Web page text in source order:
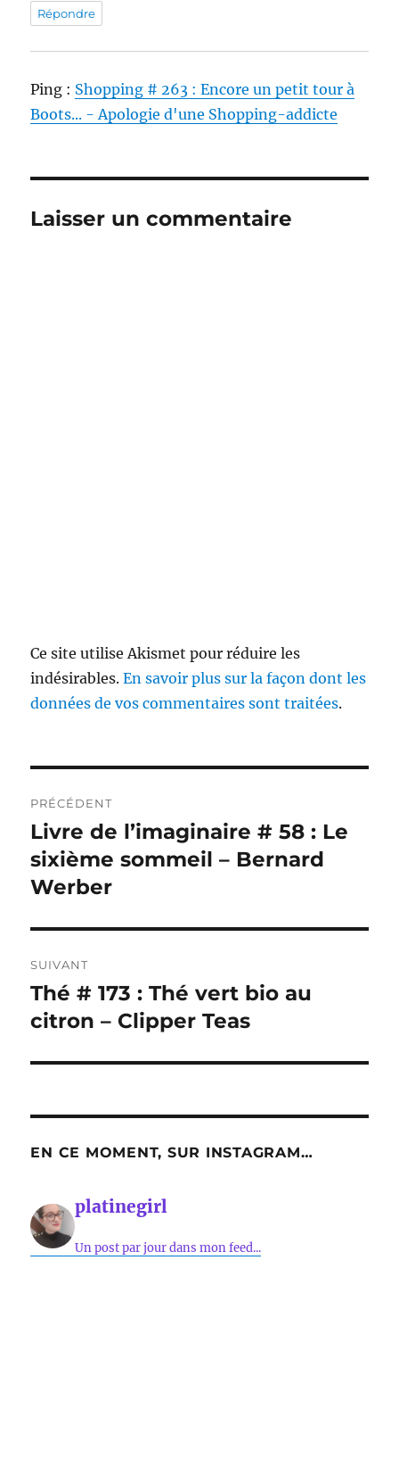
Répondre
Ping : Shopping # 263 : Encore un petit tour à
Boots... - Apologie d'une Shopping-addicte
Laisser un commentaire
Ce site utilise Akismet pour réduire les
indésirables.En savoir plus sur la façon dont les
données de vos commentaires sont traitées.
de
l’article
PRÉCÉDENT
Publication
précédente :
Livre de l’imaginaire # 58 : Le
sixième sommeil – Bernard
Werber
SUIVANT
Publication
suivante :
Thé # 173 : Thé vert bio au
citron – Clipper Teas
EN CE MOMENT, SUR INSTAGRAM…
platinegirl
Un post par jour dans mon feed...